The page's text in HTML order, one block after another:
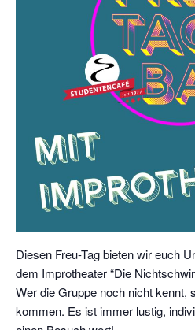
Diesen Freu-Tag bieten wir euch
dem Improtheater “Die
Wer die Gruppe noch nicht kennt,
kommen. Es ist immer lustig,